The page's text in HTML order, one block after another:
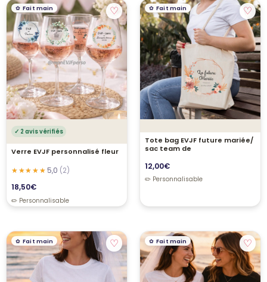
Fait main ♡
✓ 2 avis vérifiés
Verre EVJF personnalisé fleur
5,0 (2)
18,50€
Fait main ♡
Tote bag EVJF future mariée/
sac team de
12,00€
Fait main ♡ Fait main ♡